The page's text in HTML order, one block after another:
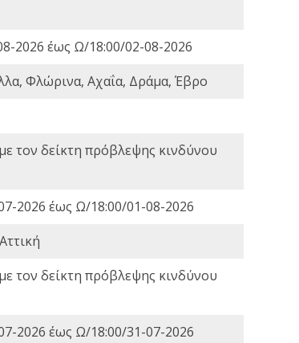
2026 έως Ω/18:00/02-08-2026
Φλώρινα, Αχαΐα, Δράμα, Έβρο
τον δείκτη πρόβλεψης κινδύνου
2026 έως Ω/18:00/01-08-2026
τον δείκτη πρόβλεψης κινδύνου
2026 έως Ω/18:00/31-07-2026